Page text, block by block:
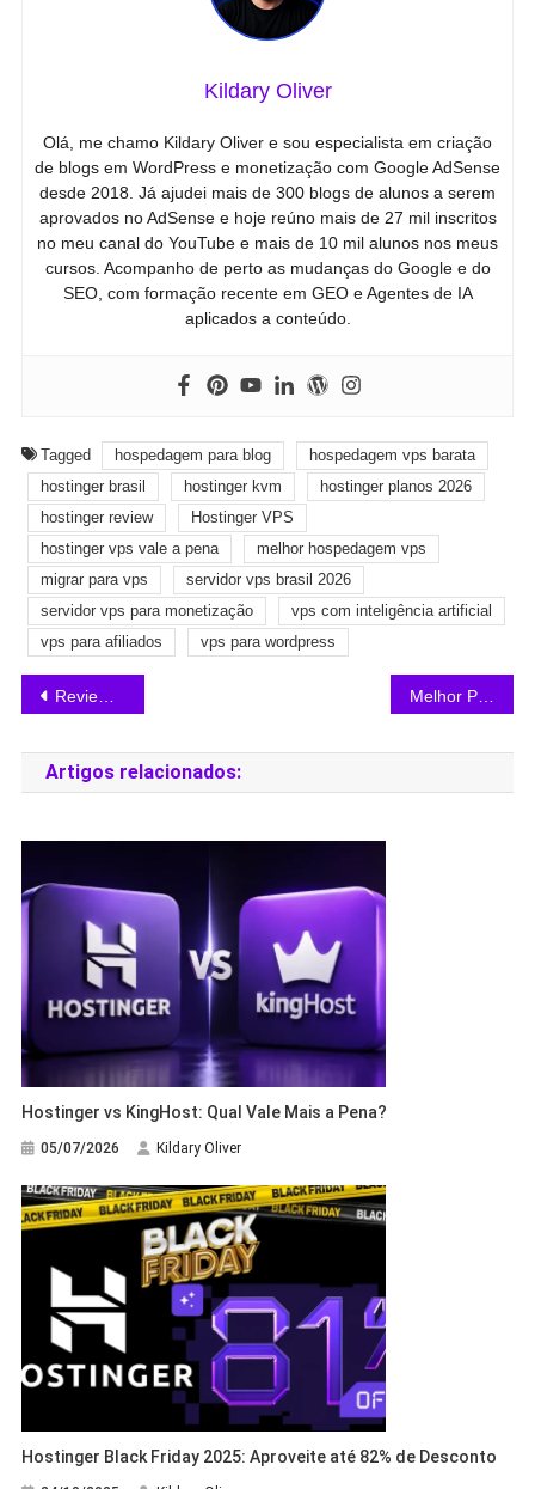
Kildary Oliver
Olá, me chamo Kildary Oliver e sou especialista em criação
de blogs em WordPress e monetização com Google AdSense
desde 2018. Já ajudei mais de 300 blogs de alunos a serem
aprovados no AdSense e hoje reúno mais de 27 mil inscritos
no meu canal do YouTube e mais de 10 mil alunos nos meus
cursos. Acompanho de perto as mudanças do Google e do
SEO, com formação recente em GEO e Agentes de IA
aplicados a conteúdo.
Tagged hospedagem para blog
hospedagem vps barata
hostinger brasil
hostinger kvm
hostinger planos 2026
hostinger review
Hostinger VPS
hostinger vps vale a pena
melhor hospedagem vps
migrar para vps
servidor vps brasil 2026
servidor vps para monetização
vps com inteligência artificial
vps para afiliados
vps para wordpress
Review Honesto Hostinger 2026: Prós e Contras que Ninguém te Conta
Artigos relacionados:
Hostinger vs KingHost: Qual Vale Mais a Pena?
05/07/2026 Kildary Oliver
Hostinger Black Friday 2025: Aproveite até 82% de Desconto